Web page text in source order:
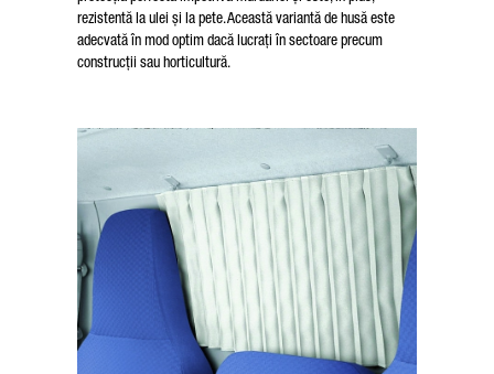
rezistentă la ulei și la pete. Această variantă de husă este
adecvată în mod optim dacă lucrați în sectoare precum
construcții sau horticultură.